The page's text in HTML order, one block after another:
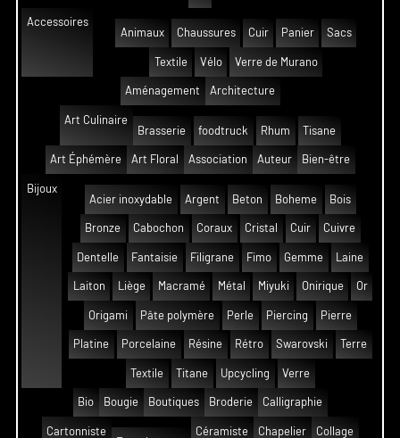
Accessoires
Animaux
Chaussures Cuir Panier Sacs
Textile Vélo Verre de Murano
Aménagement Architecture
Art Culinaire
Brasserie
foodtruck Rhum Tisane
Art Éphémère Art Floral Association Auteur Bien-être
Bijoux
Acier inoxydable
Argent Beton Boheme Bois
Bronze Cabochon Coraux Cristal Cuir Cuivre
Dentelle Fantaisie Filigrane Fimo Gemme Laine
Laiton Liège Macramé Métal Miyuki Onirique Or
Origami Pâte polymère Perle Piercing Pierre
Platine Porcelaine Résine Rétro Swarovski Terre
Textile Titane Upcycling Verre
Bio Bougie Boutiques Broderie Calligraphie
Cartonniste
Céramiste Chapelier Collage